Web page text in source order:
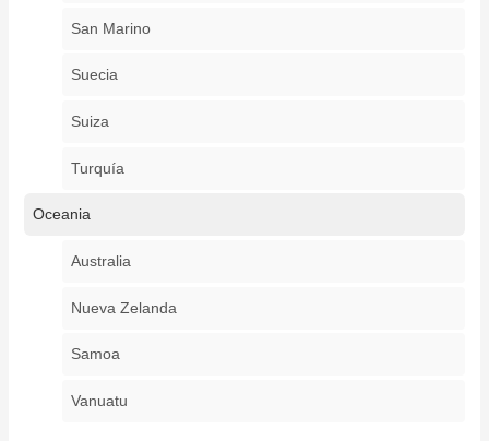
San Marino
Suecia
Suiza
Turquía
Oceania
Australia
Nueva Zelanda
Samoa
Vanuatu